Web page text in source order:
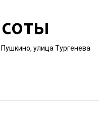
улица Тургенева